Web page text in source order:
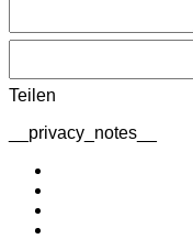
Teilen
__privacy_notes__